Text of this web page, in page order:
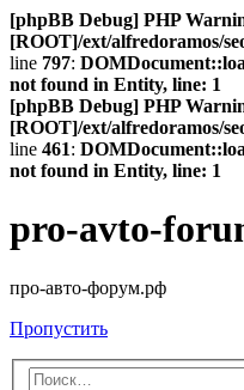
[phpBB Debug] PHP
[ROOT]/ext/alfredoramos/
line 797:
not found in Entity, line: 1
[phpBB Debug] PHP
[ROOT]/ext/alfredoramos/
line 461:
not found in Entity, line: 1
pro-avto-
про-авто-форум.рф
Пропустить